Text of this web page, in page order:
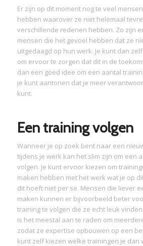
Er zijn op dit moment nog te veel
hebben waarover ze niet helemaal
verschillende redenen hebben. Zo zijn
mensen die het gevoel hebben dat ze
uitgedaagd op hun werk. Je kunt dan
om ervoor te zorgen dat dit in de
dan een goed idee om een aantal
je kunt aantonen dat je meer
kunt.
Een training volgen
Wanneer je op zoek bent naar een
tijdens je werk kan het slim zijn om een
volgen. Je kunt ervoor kiezen om
maken hebben met het werk wat je op
dit hoeft niet per se. Mensen die liever
maken kunnen er bijvoorbeeld beter
training te volgen die ze echt leuk
is het meestal aan te raden om
zodat ze expertise opbouwen op een
kunt zelf kiezen welke trainingen je dan